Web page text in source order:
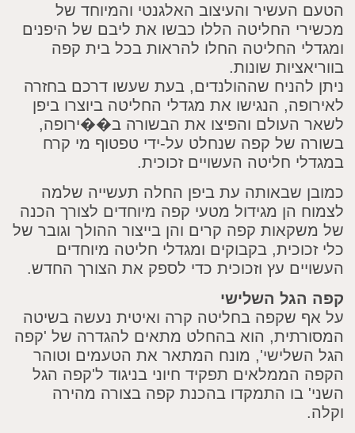
העשיר והעיצוב האלגנטי והמיוחד של
החליטה הללו כבשו את ליבם של היפנים
החליטה החלו להראות בכל בית קפה
שונות.
להניח שההולנדים, בעת שעשו דרכם בחזרה
הנגישו את מגדלי החליטה ביוצרו ביפן
העולם והפיצו את הבשורה ב��ירופה,
של קפה שנחלט על-ידי טפטוף מי קרח
חליטה העשויים זכוכית.
שבאותה עת ביפן החלה תעשייה שלמה
הן מגידול מטעי קפה מיוחדים לצורך הכנה
קפה קרים והן בייצור ההולך וגובר של
בקבוקים ומגדלי חליטה מיוחדים
עץ וזכוכית כדי לספק את הצורך החדש.
השלישי
שקפה בחליטה קרה ואיטית נעשה בשיטה
הוא בהחלט מתאים להגדרה של 'קפה
מונח המתאר את הטעמים וטוהר
הממלאים תפקיד חיוני בניגוד ל'קפה הגל
בו התמקדו בהכנת קפה בצורה מהירה